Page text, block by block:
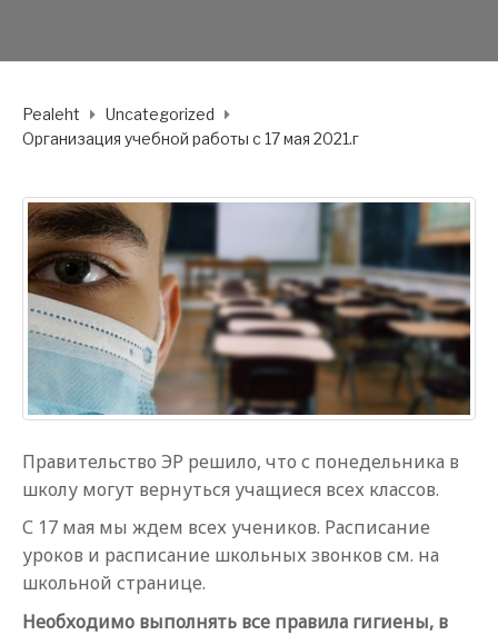
Pealeht
Uncategorized
Организация учебной работы с 17 мая 2021.г
Правительство ЭР решило, что с понедельника в
школу могут вернуться учащиеся всех классов.
С 17 мая мы ждем всех учеников. Расписание
уроков и расписание школьных звонков см. на
школьной странице.
Необходимо выполнять все правила гигиены, в